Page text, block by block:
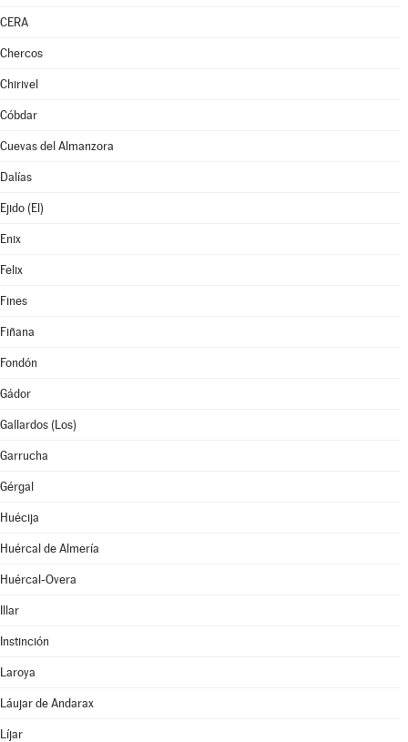
CERA
Chercos
Chirivel
Cóbdar
Cuevas del Almanzora
Dalías
Ejido (El)
Enix
Felix
Fines
Fiñana
Fondón
Gádor
Gallardos (Los)
Garrucha
Gérgal
Huécija
Huércal de Almería
Huércal-Overa
Illar
Instinción
Laroya
Láujar de Andarax
Líjar